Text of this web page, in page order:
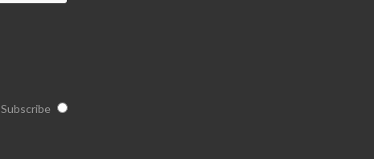
Subscribe